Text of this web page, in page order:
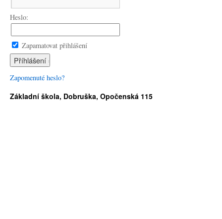
Heslo:
Zapamatovat přihlášení
Zapomenuté heslo?
Základní škola, Dobruška, Opočenská 115